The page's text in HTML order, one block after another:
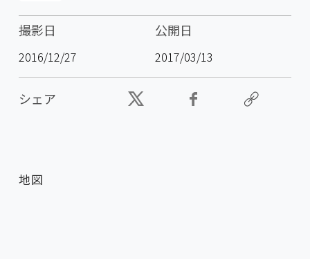
撮影日
2016/12/27
公開日
2017/03/13
シェア
地図